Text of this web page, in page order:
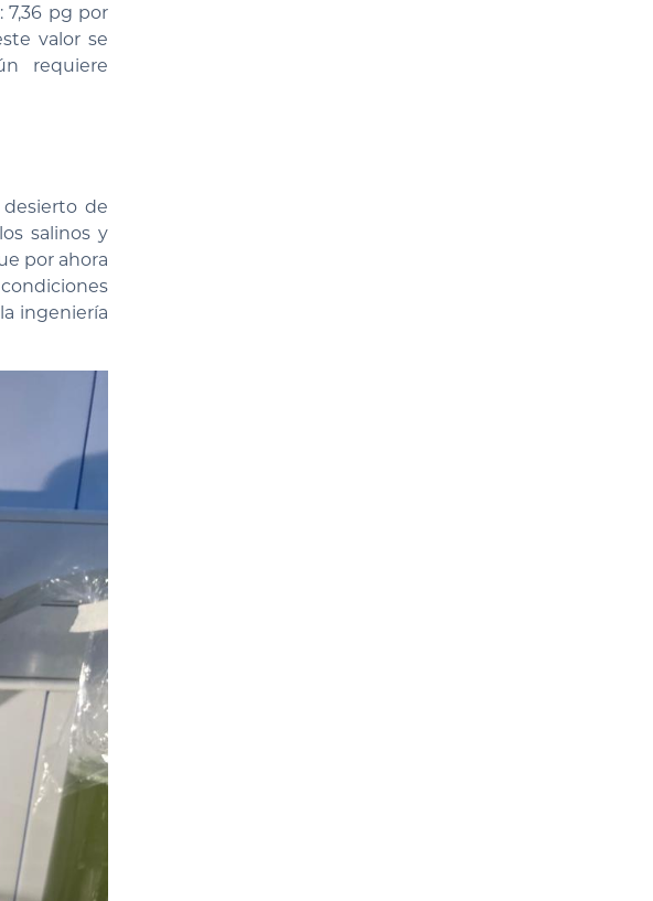
7,36 pg por
valor se
requiere
de
salinos y
por ahora
ingeniería